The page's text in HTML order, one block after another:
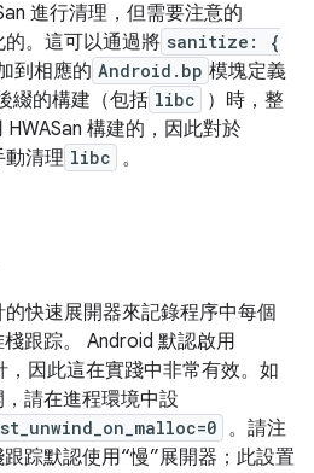
進行清理，但需要注意的
的。這可以通過將 sanitize: {
到相應的 Android.bp 模塊定義
綴的構建（包括 libc
）時，整
構建的，因此對於
動清理 libc 。
的快速展開器來記錄程序中每個
跟踪。 Android 默認啟用
因此這在實踐中非常有效。如
請在進程環境中設
。請注
踪默認使用“慢”展開器；此設置